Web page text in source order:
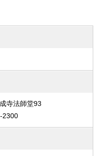
寺法師堂93
2300